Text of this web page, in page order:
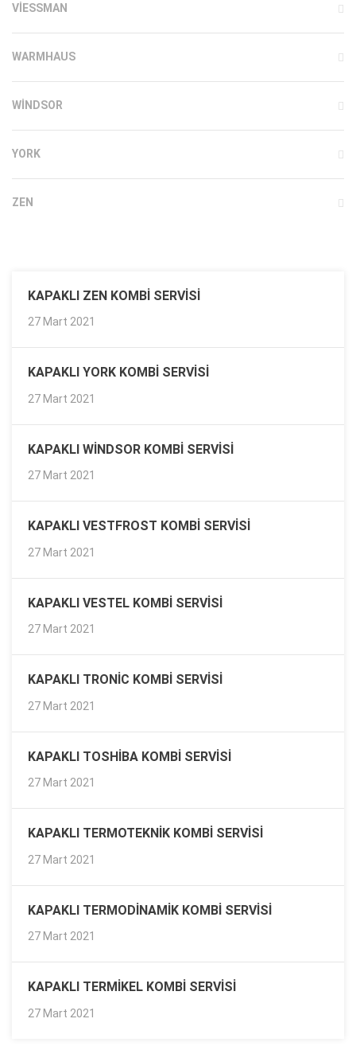
VIESSMAN
WARMHAUS
WINDSOR
YORK
ZEN
KAPAKLI ZEN KOMBI SERVISI
27 Mart 2021
KAPAKLI YORK KOMBI SERVISI
27 Mart 2021
KAPAKLI WINDSOR KOMBI SERVISI
27 Mart 2021
KAPAKLI VESTFROST KOMBI SERVISI
27 Mart 2021
KAPAKLI VESTEL KOMBI SERVISI
27 Mart 2021
KAPAKLI TRONIC KOMBI SERVISI
27 Mart 2021
KAPAKLI TOSHIBA KOMBI SERVISI
27 Mart 2021
KAPAKLI TERMOTEKNIK KOMBI SERVISI
27 Mart 2021
KAPAKLI TERMODINAMIK KOMBI SERVISI
27 Mart 2021
KAPAKLI TERMIKEL KOMBI SERVISI
27 Mart 2021